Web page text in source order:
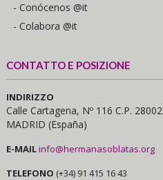
- Conócenos @it
- Colabora @it
CONTATTO E POSIZIONE
INDIRIZZO
Calle Cartagena, Nº 116 C.P. 28002
MADRID (España)
E-MAILinfo@hermanasoblatas.org
TELEFONO (+34) 91 415 16 43